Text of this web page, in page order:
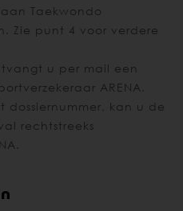
Taekwondo
Zie punt 4 voor verdere
u per mail een
ARENA.
dossiernummer, kan u de
rechtstreeks